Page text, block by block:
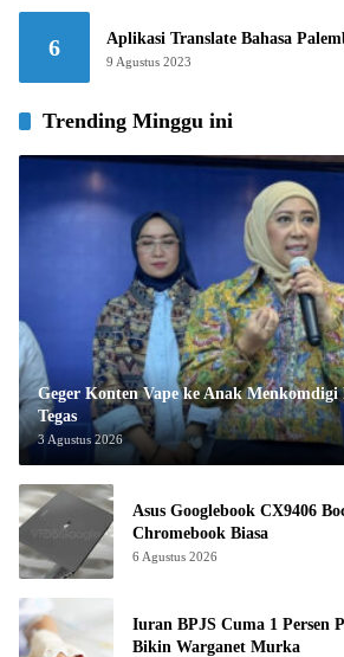
6 Aplikasi Translate Bahasa
9 Agustus 2023
Trending Minggu ini
Geger Konten Vape ke Anak Menkomdigi
Tegas
3 Agustus 2026
Asus Googlebook CX9406
Chromebook Biasa
6 Agustus 2026
Iuran BPJS Cuma 1 Persen
Bikin Warganet Murka